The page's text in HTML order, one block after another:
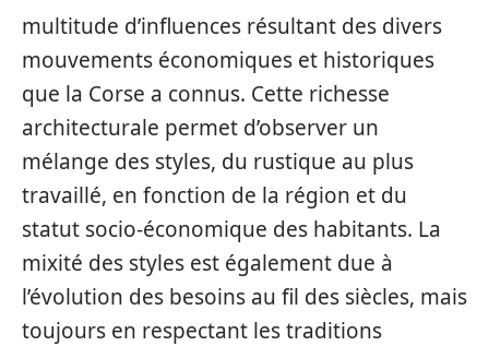
multitude d’influences résultant des divers
mouvements économiques et historiques
que la Corse a connus. Cette richesse
architecturale permet d’observer un
mélange des styles, du rustique au plus
travaillé, en fonction de la région et du
statut socio-économique des habitants. La
mixité des styles est également due à
l’évolution des besoins au fil des siècles, mais
toujours en respectant les traditions